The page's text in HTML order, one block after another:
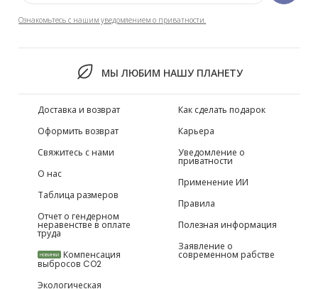
Ознакомьтесь с нашим уведомлением о приватности.
МЫ ЛЮБИМ НАШУ ПЛАНЕТУ
Доставка и возврат
Оформить возврат
Свяжитесь с нами
О нас
Таблица размеров
Отчет о гендерном
неравенстве в оплате
труда
НОВИНКИ Компенсация
выбросов CO2
Экологическая
Как сделать подарок
Карьера
Уведомление о
приватности
Применение ИИ
Правила
Полезная информация
Заявление о
современном рабстве